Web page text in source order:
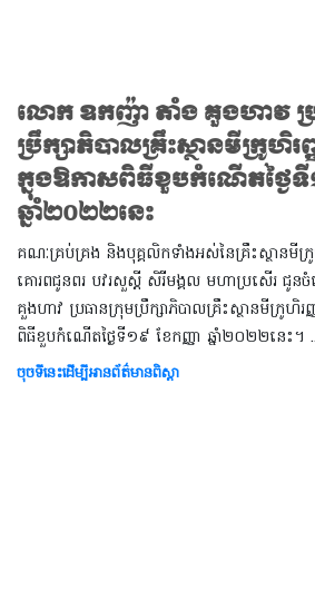
លោក ឧកញ៉ា តាំង គួងហាវ ប្
ប្រឹក្សាភិបាលគ្រឹះស្ថានមីក្រូហិរ
ក្នុងឱកាសពិធីខួបកំណើតថ្ងៃទី
ឆ្នាំ២០២២នេះ
គណៈគ្រប់គ្រង និងបុគ្គលិកទាំងអស់នៃគ្រឹះស្ថានមីក្
គោរពជូនពរ បវរសួស្ដី សិរីមង្គល មហាប្រសើរ ជូ
គួងហាវ ប្រធានក្រុមប្រឹក្សាភិបាលគ្រឹះស្ថានមីក្រូហិរ
ពិធីខួបកំណើតថ្ងៃទី១៩ ខែកញ្ញា ឆ្នាំ២០២២នេះ។
ចុចទីនេះដើម្បីអានព័ត៌មានពិស្តា